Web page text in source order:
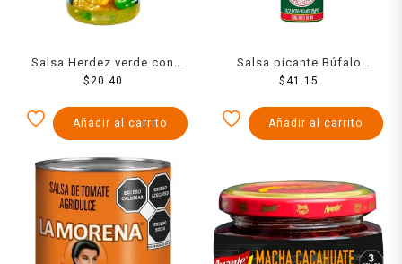
Salsa Herdez verde con
chile habanero 240 g
$20.40
Añadir al carrito
Salsa picante Búfalo
Tampico 60 ml
$41.15
Añadir al carrito